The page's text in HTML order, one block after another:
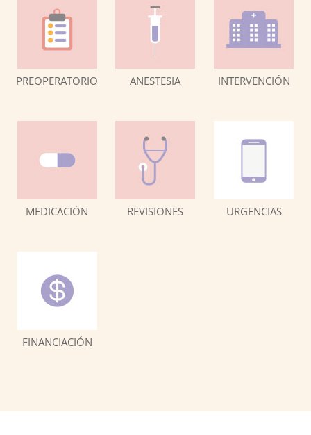
PREOPERATORIO ANESTESIA INTERVENCIÓN
MEDICACIÓN REVISIONES URGENCIAS
FINANCIACIÓN